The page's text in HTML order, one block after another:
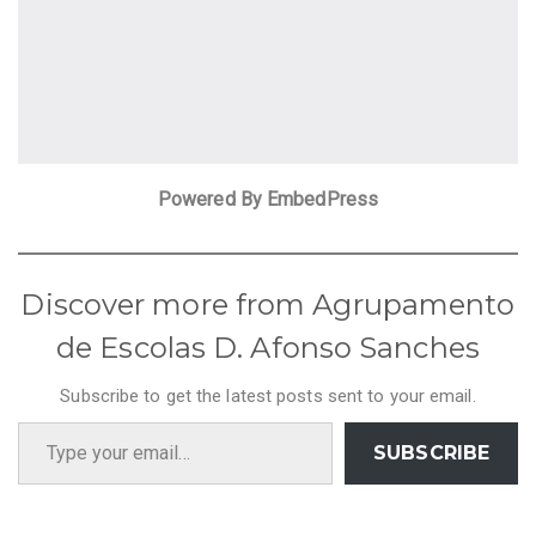
Powered By EmbedPress
Discover more from Agrupamento
de Escolas D. Afonso Sanches
Subscribe to get the latest posts sent to your email.
Type your email…
SUBSCRIBE